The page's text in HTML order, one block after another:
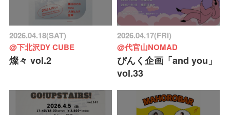
2026.04.18(SAT)
@下北沢DY CUBE
燦々 vol.2
2026.04.17(FRI)
@代官山NOMAD
ぴんく企画「and you」
vol.33